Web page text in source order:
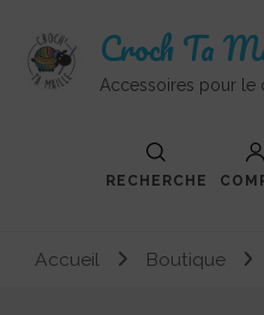
Croch Ta
Accessoires pour le
RECHERCHE
Votre
Accueil Boutique